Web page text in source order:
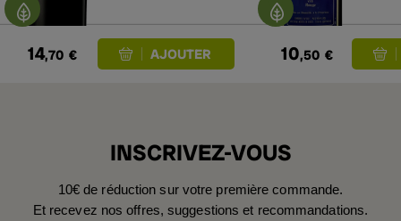
14,70 € 10,50 €
INSCRIVEZ-VOUS
10€ de réduction sur votre première commande.
Et recevez nos offres, suggestions et recommandations.